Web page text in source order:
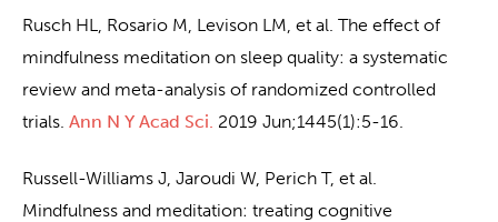
Rusch HL, Rosario M, Levison LM, et al. The effect of
mindfulness meditation on sleep quality: a systematic
review and meta-analysis of randomized controlled
trials. Ann N Y Acad Sci. 2019 Jun;1445(1):5-16.
Russell-Williams J, Jaroudi W, Perich T, et al.
Mindfulness and meditation: treating cognitive